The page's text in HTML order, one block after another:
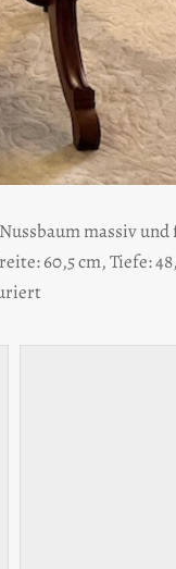
massiv
60,5 cm, Tiefe: